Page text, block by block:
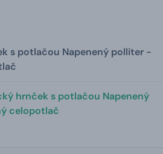
s potlačou Napenený polliter -
hrnček s potlačou Napenený
celopotlač